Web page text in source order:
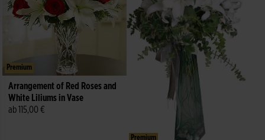
Premium
Arrangement of Red Roses and
White Liliums in Vase
ab 115,00 €
Premium